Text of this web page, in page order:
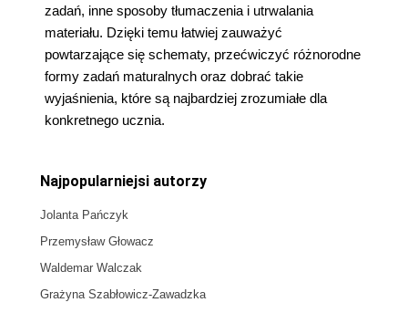
zadań, inne sposoby tłumaczenia i utrwalania
materiału. Dzięki temu łatwiej zauważyć
powtarzające się schematy, przećwiczyć różnorodne
formy zadań maturalnych oraz dobrać takie
wyjaśnienia, które są najbardziej zrozumiałe dla
konkretnego ucznia.
Najpopularniejsi autorzy
Jolanta Pańczyk
Przemysław Głowacz
Waldemar Walczak
Grażyna Szabłowicz-Zawadzka